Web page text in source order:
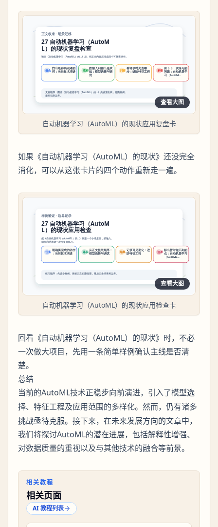
查看大图
自动机器学习（AutoML）的现状应用复盘卡
如果《自动机器学习（AutoML）的现状》还没完全
消化，可以从这张卡片的四个动作重新走一遍。
查看大图
自动机器学习（AutoML）的现状应用检查卡
回看《自动机器学习（AutoML）的现状》时，不必
一次做大项目，先用一条简单样例确认主线是否清
楚。
总结
当前的AutoML技术正稳步向前演进，引入了模型选
择、 特征工程及应用范围的多样化。然而，仍有诸多
挑战亟待克服。接下来，在未来发展方向的文章中，
我们将探讨AutoML的潜在进展，包括解释性增强、
对数据质量的重视以及与其他技术的融合等前景。
相关教程
相关页面
AI 教程列表